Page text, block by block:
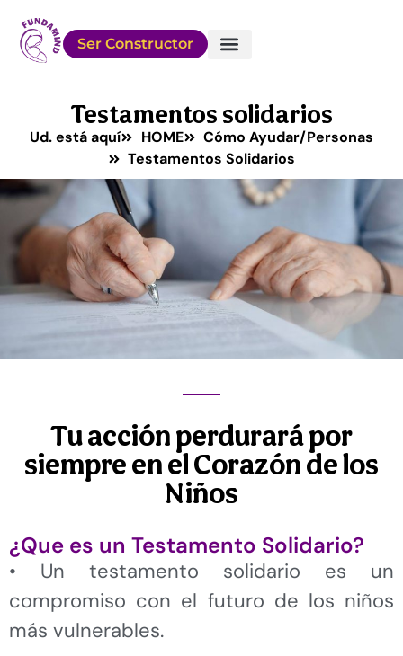
Ser Constructor
Testamentos solidarios
Ud. está aquí HOME
Cómo Ayudar/Personas
Testamentos Solidarios
Tu acción perdurará por
siempre en el Corazón de los
Niños
¿Que es un Testamento Solidario?
• Un testamento solidario es un
compromiso con el futuro de los niños
más vulnerables.